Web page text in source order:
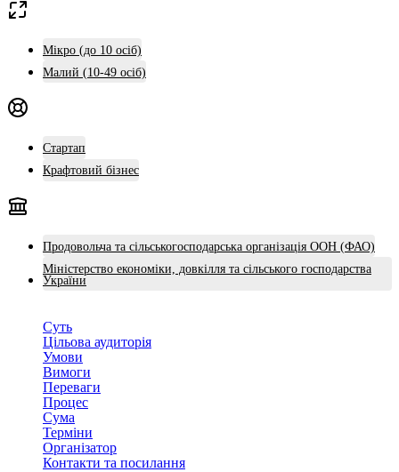
Мікро (до 10 осіб)
Малий (10-49 осіб)
Стартап
Крафтовий бізнес
Продовольча та сільськогосподарська організація ООН (ФАО)
Міністерство економіки, довкілля та сільського господарства
України
Суть
Цільова аудиторія
Умови
Вимоги
Переваги
Процес
Сума
Терміни
Організатор
Контакти та посилання